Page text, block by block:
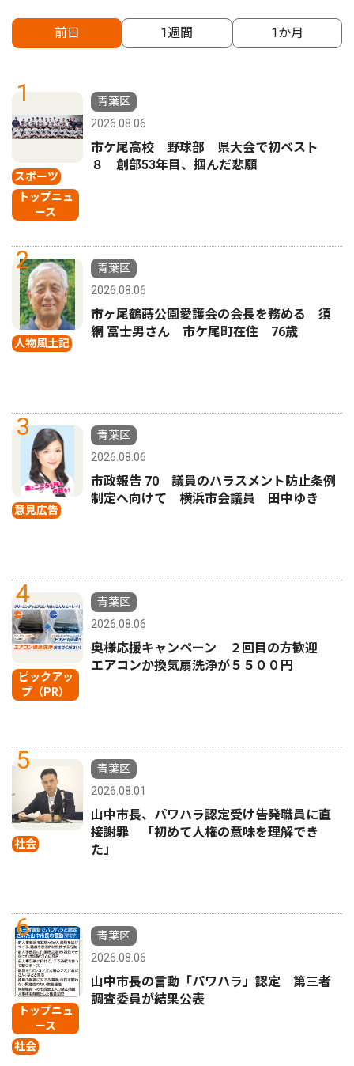
前日 1週間 1か月
1
スポーツ
トップニュ
ース
青葉区
2026.08.06
市ケ尾高校 野球部 県大会で初ベスト
８ 創部53年目、掴んだ悲願
2
人物風土記
青葉区
2026.08.06
市ヶ尾鶴蒔公園愛護会の会長を務める 須
網 冨士男さん 市ケ尾町在住 76歳
3
意見広告
青葉区
2026.08.06
市政報告 70 議員のハラスメント防止条例
制定へ向けて 横浜市会議員 田中ゆき
4
ピックアッ
プ（PR）
青葉区
2026.08.06
奥様応援キャンペーン ２回目の方歓迎
エアコンか換気扇洗浄が５５００円
5
社会
青葉区
2026.08.01
山中市長、パワハラ認定受け告発職員に直
接謝罪 「初めて人権の意味を理解でき
た」
6
トップニュ
ース
社会
青葉区
2026.08.06
山中市長の言動「パワハラ」認定 第三者
調査委員が結果公表